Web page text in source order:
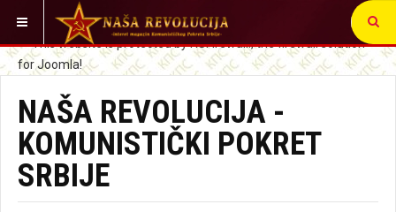
VI STE OVDE:
NAŠA REVOLUCIJA -
KOMUNISTIČKI POKRET
SRBIJE